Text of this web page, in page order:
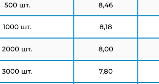
500 шт. 8,46
1000 шт. 8,18
2000 шт. 8,00
3000 шт. 7,80